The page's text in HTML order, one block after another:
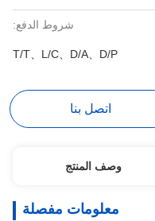
شروط الدفع:
T/T、L/C、D/A、D/P
اتصل بنا
وصف المنتج
معلومات مفصلة